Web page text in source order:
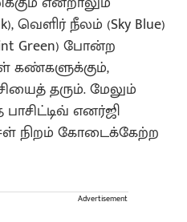
வெளிர் நீலம் (Sky Blue)
Green) போன்ற
கண்களுக்கும்,
தரும். மேலும்
எனர்ஜி
நிறம் கோடைக்கேற்ற
Advertisement